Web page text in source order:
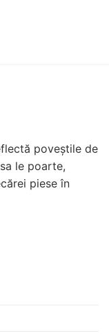
poveștile de
le poarte,
piese în